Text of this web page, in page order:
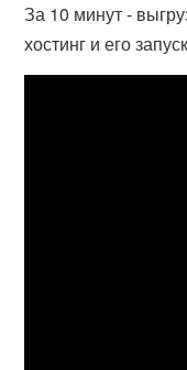
За 10 минут -
хостинг и его